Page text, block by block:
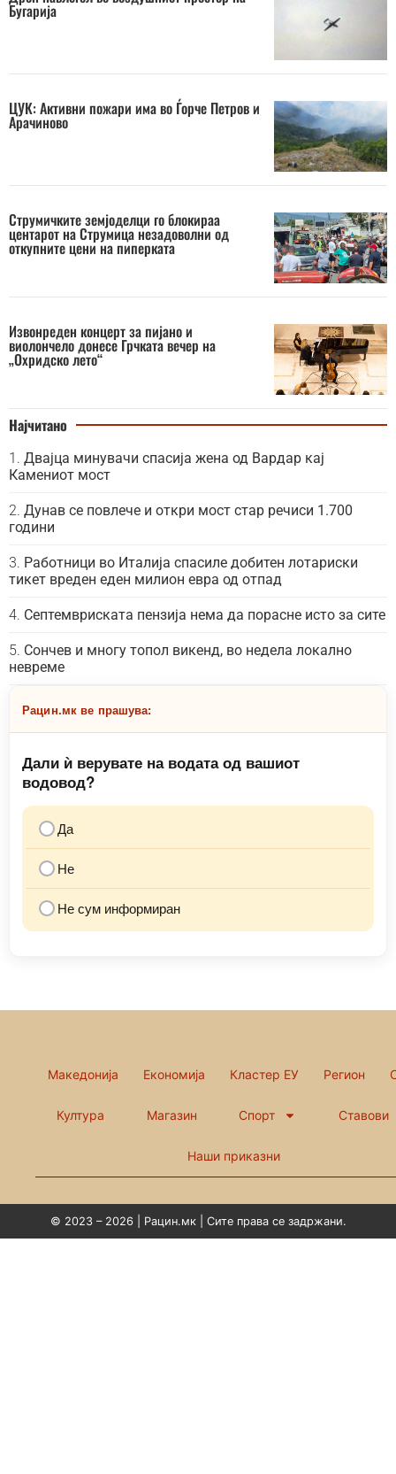
Бугарија
ЦУК: Активни пожари има во Ѓорче Петров и
Арачиново
Струмичките земјоделци го блокираа
центарот на Струмица незадоволни од
откупните цени на пиперката
Извонреден концерт за пијано и
виолончело донесе Грчката вечер на
„Охридско лето“
Најчитано
Двајца минувачи спасија жена од Вардар кај
Камениот мост
Дунав се повлече и откри мост стар речиси 1.700
години
Работници во Италија спасиле добитен лотариски
тикет вреден еден милион евра од отпад
Септемвриската пензија нема да порасне исто за сите
Сончев и многу топол викенд, во недела локално
невреме
Рацин.мк ве прашува:
Дали ѝ верувате на водата од вашиот
водовод?
Да
Не
Не сум информиран
Македонија Економија Кластер ЕУ Регион
Култура Магазин Спорт Ставови
Наши приказни
© 2023 – 2026 | Рацин.мк | Сите права се задржани.